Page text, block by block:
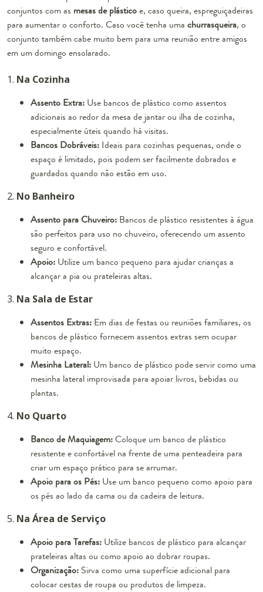
conjuntos com as mesas de plásticoe, caso queira, espreguiçadeiras
para aumentar o conforto. Caso você tenha uma churrasqueira, o
conjunto também cabe muito bem para uma reunião entre amigos
em um domingo ensolarado.
1. Na Cozinha
Assento Extra: Use bancos de plástico como assentos
adicionais ao redor da mesa de jantar ou ilha de cozinha,
especialmente úteis quando há visitas.
Bancos Dobráveis: Ideais para cozinhas pequenas, onde o
espaço é limitado, pois podem ser facilmente dobrados e
guardados quando não estão em uso.
2. No Banheiro
Assento para Chuveiro: Bancos de plástico resistentes à água
são perfeitos para uso no chuveiro, oferecendo um assento
seguro e confortável.
Apoio: Utilize um banco pequeno para ajudar crianças a
alcançar a pia ou prateleiras altas.
3. Na Sala de Estar
Assentos Extras: Em dias de festas ou reuniões familiares, os
bancos de plástico fornecem assentos extras sem ocupar
muito espaço.
Mesinha Lateral: Um banco de plástico pode servir como uma
mesinha lateral improvisada para apoiar livros, bebidas ou
plantas.
4. No Quarto
Banco de Maquiagem:Coloque um banco de plástico
resistente e confortável na frente de uma penteadeira para
criar um espaço prático para se arrumar.
Apoio para os Pés: Use um banco pequeno como apoio para
os pés ao lado da cama ou da cadeira de leitura.
5. Na Área de Serviço
Apoio para Tarefas: Utilize bancos de plástico para alcançar
prateleiras altas ou como apoio ao dobrar roupas.
Organização: Sirva como uma superfície adicional para
colocar cestas de roupa ou produtos de limpeza.